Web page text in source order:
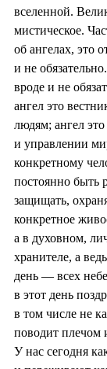
вселенной.
мистическое.
об ангелах, это
и не
вроде и не
ангел это
людям; ангел это
и управлении
конкретному
постоянно быть
защищать,
конкретное
а в духовном,
хранителе, а
день — всех
в этот день
в том числе не
поводит плечом
У нас сегодня